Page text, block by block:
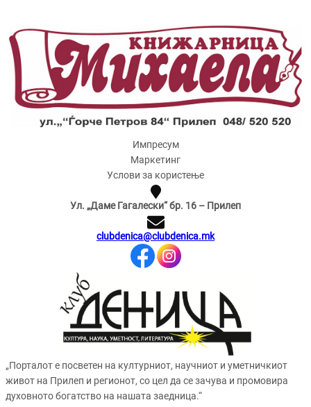
Импресум
Маркетинг
Услови за користење
Ул. „Даме Гагалески“ бр. 16 – Прилеп
clubdenica@clubdenica.mk
„Порталот е посветен на културниот, научниот и уметничкиот
живот на Прилеп и регионот, со цел да се зачува и промовира
духовното богатство на нашата заедница.“